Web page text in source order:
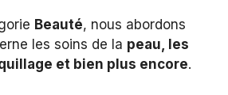
Beauté, nous abordons
les soins de la peau, les
et bien plus encore.